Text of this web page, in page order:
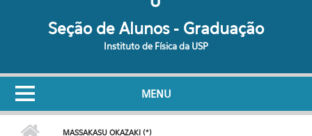
Seção de Alunos - Graduação
Instituto de Física da USP
MENU
MASSAKASU OKAZAKI (*)